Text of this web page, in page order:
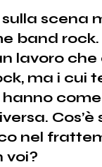
scena
band rock.
lavoro che
ma i cui
come
Cos’è
nel
voi?